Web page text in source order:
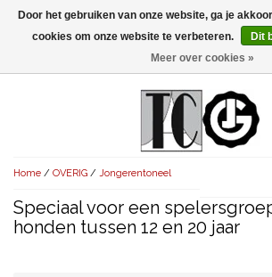
Menu
AVONDVULLEND (+75')
KORT (-30')
OVERIG (30'-75')
AVONDVULLEND (+75')
KORT (-30')
AVONDVULLEND (+75')
SENIORENTONEEL
Home / OVERIG / Jongerentoneel
Speciaal voor een
honden tussen 12 en 20 jaar
Door het gebruiken van onze website, ga je
cookies om onze website te verbeteren.
Dit
Meer over cookies »